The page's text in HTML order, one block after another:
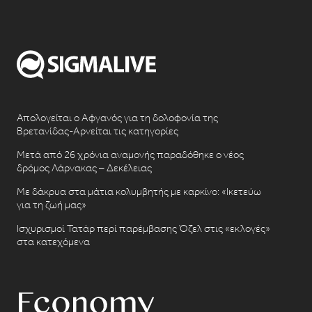
Απολογείται ο Αφγανός για τη δολοφονία της
Βρετανίδας-Αρνείται τις κατηγορίες
Μετά από 26 χρόνια αναμονής παραδόθηκε ο νέος
δρόμος Λάρνακας – Δεκέλειας
Με δάκρυα στα μάτια κολυμβητής με καρκίνο: «Ικετεύω
για τη ζωή μας»
Ισχυρισμοί Τατάρ περί παρέμβασης Όζελ στις «εκλογές»
στα κατεχόμενα